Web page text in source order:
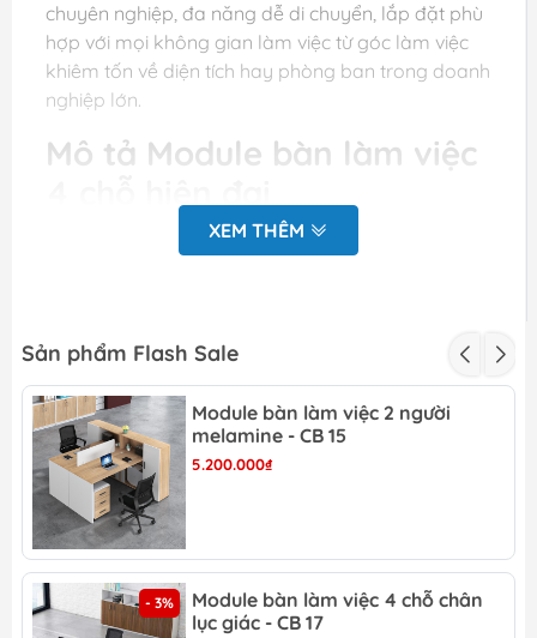
chuyên nghiệp, đa năng dễ di chuyển, lắp đặt phù
hợp với mọi không gian làm việc từ góc làm việc
khiêm tốn về diện tích hay phòng ban trong doanh
nghiệp lớn.
Mô tả Module bàn làm việc
- Sản phẩm Cụm bàn làm việc 4 người có kích
không bám bụi, dễ dàng vệ sinh hàng ngày
-Mặt gỗ dày 18mm ( hoặc 25mm tùy theo yêu cầu
quý khách bền đẹp, phù hợp với tiêu chuẩn về sản
phẩm nội thất văn phòng hiện nay.
- Nắp bàn nhỏ gọn, được làm bằng chất liệu nhựa
-Cụm bàn làm việc tại hà nội
bàn làm chân sắt sơn tĩnh điện chống gỉ sét, trầy
sước hay bong tróc lớn sơn, chân bàn thiết kế hiện
đại cao cấp.
XEM THÊM
Sản phẩm Flash Sale
Module bàn làm việc 2 người
melamine - CB 15
5.200.000₫
- 3%
Module bàn làm việc 4 chỗ chân
lục giác - CB 17